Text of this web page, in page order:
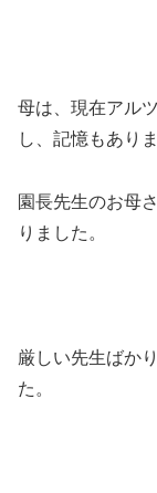
母は、現在アル
し、記憶もあり
園長先生のお母
りました。
厳しい先生ばか
た。